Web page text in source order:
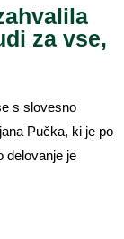
za vse,
s slovesno
Pučka, ki je po
delovanje je